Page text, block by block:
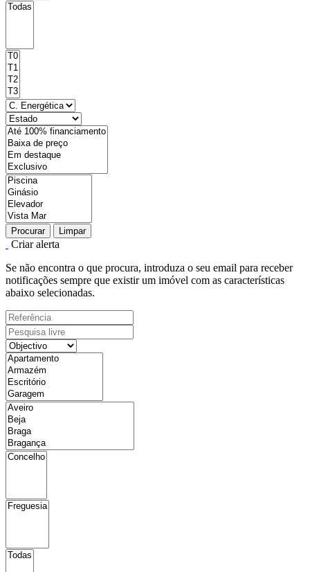
Procurar Limpar
Criar alerta
Se não encontra o que procura, introduza o seu email para receber
notificações sempre que existir um imóvel com as características
abaixo selecionadas.